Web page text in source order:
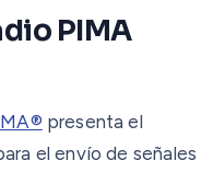
PIMA
presenta el
el envío de señales